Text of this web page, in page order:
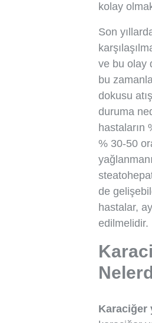
kolay
Son
ve bu olay
bu
dokusu
duruma
hastaların
% 30-50
de
hastalar,
edilmelidir.
Karaciğer